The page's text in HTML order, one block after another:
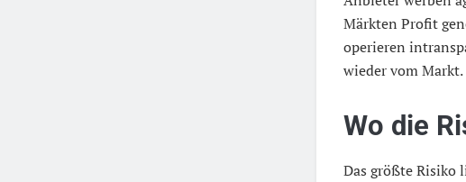
Märkten Profit
operieren
wieder vom
Wo die
Das größte Risiko